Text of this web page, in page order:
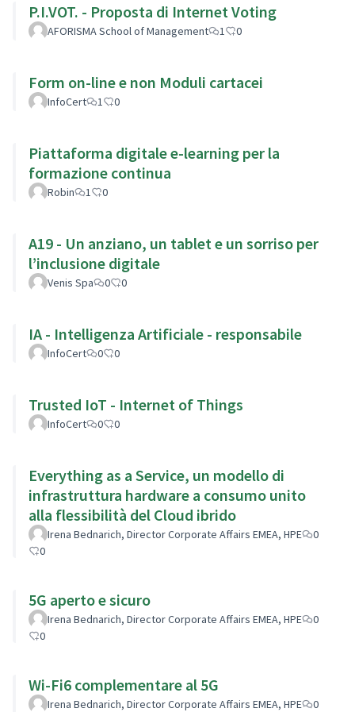
P.I.VOT. - Proposta di Internet Voting
AFORISMA School of Management 1 0
Form on-line e non Moduli cartacei
InfoCert 1 0
Piattaforma digitale e-learning per la
formazione continua
Robin 1 0
A19 - Un anziano, un tablet e un sorriso per
l’inclusione digitale
Venis Spa 0 0
IA - Intelligenza Artificiale - responsabile
InfoCert 0 0
Trusted IoT - Internet of Things
InfoCert 0 0
Everything as a Service, un modello di
infrastruttura hardware a consumo unito
alla flessibilità del Cloud ibrido
Irena Bednarich, Director Corporate Affairs EMEA, HPE
0
0
5G aperto e sicuro
Irena Bednarich, Director Corporate Affairs EMEA, HPE
0
0
Wi-Fi6 complementare al 5G
Irena Bednarich, Director Corporate Affairs EMEA, HPE
0